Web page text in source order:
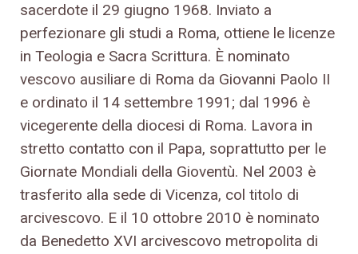
sacerdote il 29 giugno 1968. Inviato a
perfezionare gli studi a Roma, ottiene le licenze
in Teologia e Sacra Scrittura. È nominato
vescovo ausiliare di Roma da Giovanni Paolo II
e ordinato il 14 settembre 1991; dal 1996 è
vicegerente della diocesi di Roma. Lavora in
stretto contatto con il Papa, soprattutto per le
Giornate Mondiali della Gioventù. Nel 2003 è
trasferito alla sede di Vicenza, col titolo di
arcivescovo. E il 10 ottobre 2010 è nominato
da Benedetto XVI arcivescovo metropolita di